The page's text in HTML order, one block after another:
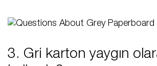
3. Gri karton yaygın